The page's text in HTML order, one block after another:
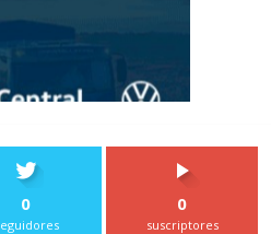
0 0
suscriptores